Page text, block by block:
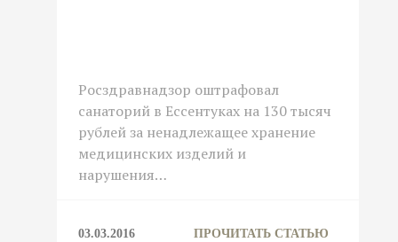
Росздравнадзор оштрафовал
санаторий в Ессентуках на 130 тысяч
рублей за ненадлежащее хранение
медицинских изделий и
нарушения…
03.03.2016 ПРОЧИТАТЬ СТАТЬЮ